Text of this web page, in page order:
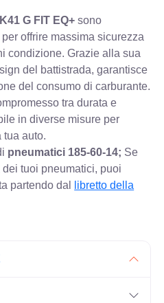
G FIT EQ+ sono
offrire massima sicurezza
condizione. Grazie alla sua
del battistrada, garantisce
del consumo di carburante.
tra durata e
in diverse misure per
tua auto.
pneumatici 185-60-14; Se
tuoi pneumatici, puoi
partendo dal
libretto della